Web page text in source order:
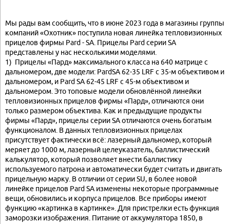
Мы рады вам сообщить, что в июне 2023 года в магазины группы
компаний «Охотник» поступила новая линейка тепловизионных
прицелов фирмы Pard - SA. Прицелы Pard серии SA
представлены у нас несколькими моделями.
1) Прицелы «Пард» максимального класса на 640 матрице с
дальномером, две модели: PardSA 62-35 LRF с 35-м объективом и
дальномером, и Pard SA 62-45 LRF с 45-м объективом и
дальномером. Это топовые модели обновлённой линейки
тепловизионных прицелов фирмы «Пард», отличаются они
только размером объектива. Как и предыдущие продукты
фирмы «Пард», прицелы серии SA отличаются очень богатым
функционалом. В данных тепловизионных прицелах
присутствует фактически всё: лазерный дальномер, который
меряет до 1000 м, лазерный целеуказатель, баллистический
калькулятор, который позволяет внести баллистику
используемого патрона и автоматически будет считать и двигать
прицельную марку. В отличии от серии SU, в более новой
линейке прицелов Pard SA изменены некоторые программные
вещи, обновились и корпуса прицелов. Все приборы имеют
функцию «картинка в картинке». Для пристрелки есть функция
заморозки изображения. Питание от аккумулятора 1850, в